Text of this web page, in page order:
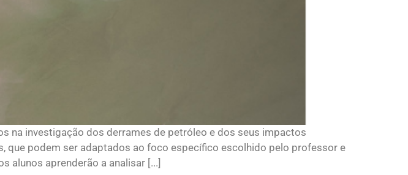
na investigação dos derrames de petróleo e dos seus impactos
que podem ser adaptados ao foco específico escolhido pelo professor e
alunos aprenderão a analisar [...]